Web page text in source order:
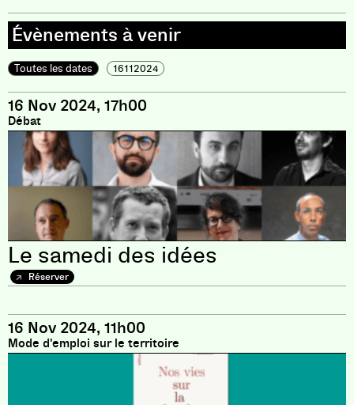
Toutes les dates 16112024
16 Nov 2024, 17h00
Débat
Le samedi des idées
Réserver
16 Nov 2024, 11h00
Mode d'emploi sur le territoire